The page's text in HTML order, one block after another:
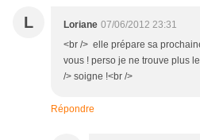
L Loriane 07/06/2012 23:31
<br /> elle prépare sa
vous ! perso je ne trouve plus
/> soigne !<br />
Répondre